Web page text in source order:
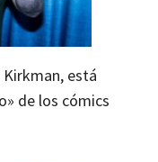
está
de los cómics